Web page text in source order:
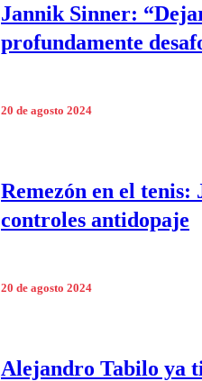
Jannik Sinner:
profundamente
20 de agosto 2024
Remezón en el
controles antidopaje
20 de agosto 2024
Alejandro Tabilo ya